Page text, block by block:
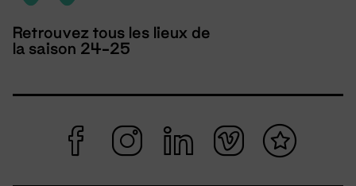
Retrouvez tous les lieux de
la saison 24-25